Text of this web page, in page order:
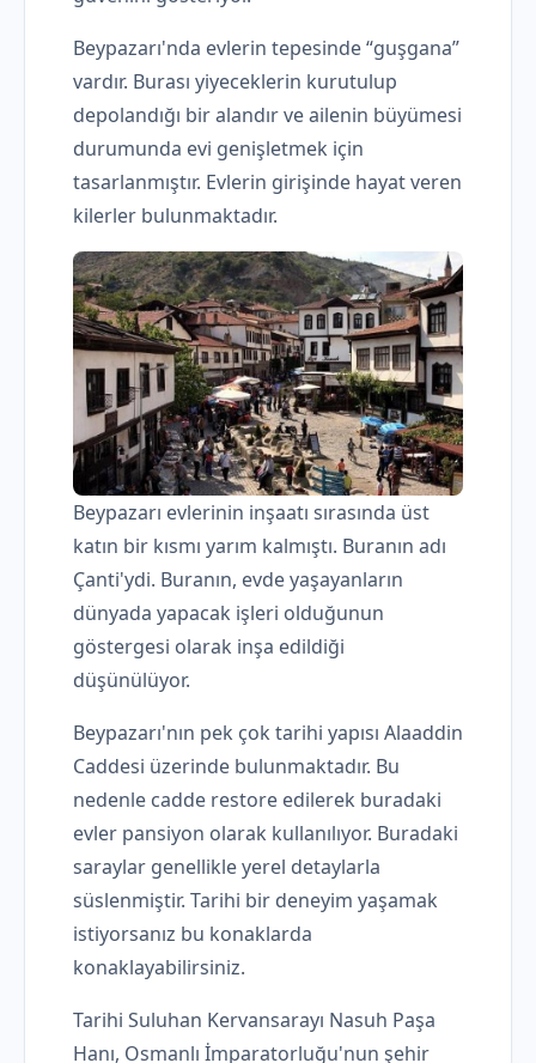
Beypazarı'nda evlerin tepesinde “guşgana”
vardır. Burası yiyeceklerin kurutulup
depolandığı bir alandır ve ailenin büyümesi
durumunda evi genişletmek için
tasarlanmıştır. Evlerin girişinde hayat veren
kilerler bulunmaktadır.
Beypazarı evlerinin inşaatı sırasında üst
katın bir kısmı yarım kalmıştı. Buranın adı
Çanti'ydi. Buranın, evde yaşayanların
dünyada yapacak işleri olduğunun
göstergesi olarak inşa edildiği
düşünülüyor.
Beypazarı'nın pek çok tarihi yapısı Alaaddin
Caddesi üzerinde bulunmaktadır. Bu
nedenle cadde restore edilerek buradaki
evler pansiyon olarak kullanılıyor. Buradaki
saraylar genellikle yerel detaylarla
süslenmiştir. Tarihi bir deneyim yaşamak
istiyorsanız bu konaklarda
konaklayabilirsiniz.
Tarihi Suluhan Kervansarayı Nasuh Paşa
Hanı, Osmanlı İmparatorluğu'nun şehir